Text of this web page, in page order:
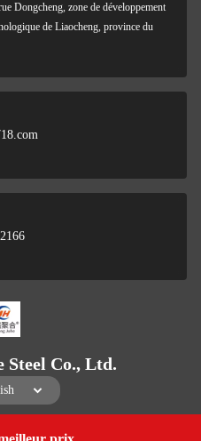
Dongcheng, zone de développement
de Liaocheng, province du
Steel Co., Ltd.